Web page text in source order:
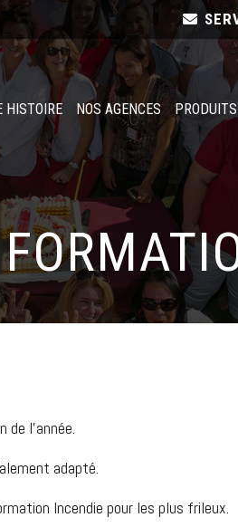
HISTOIRE NOS AGENCES
l’année.
adapté.
Incendie pour les plus frileux.